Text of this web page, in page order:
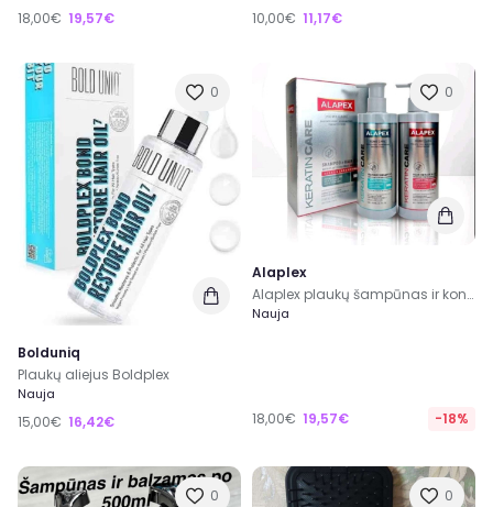
18,00€ 19,57€ 10,00€ 11,17€
0
Bolduniq
Plaukų aliejus Boldplex
Nauja
15,00€ 16,42€
0
Alaplex
Alaplex plaukų šampūnas ir kondicionerius
Nauja
18,00€ 19,57€ -18%
0 0